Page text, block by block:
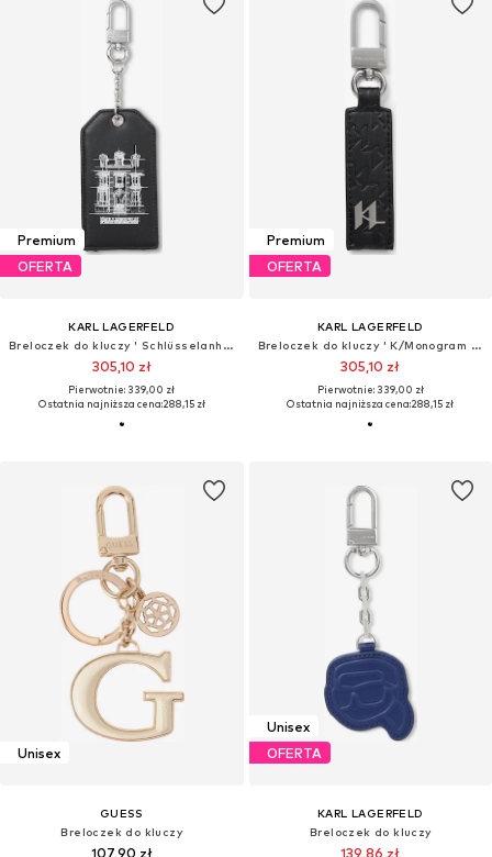
Premium
OFERTA
KARL LAGERFELD
Breloczek do kluczy ' Schlüsselanhänger mit Maison de Karl-Illustration '
305,10 zł
Pierwotnie: 339,00 zł
Ostatnia najniższa cena:288,15 zł
Premium
OFERTA
KARL LAGERFELD
Breloczek do kluczy ' K/Monogram Geprägter Schlüsselanhänger '
305,10 zł
Pierwotnie: 339,00 zł
Ostatnia najniższa cena:288,15 zł
Unisex
GUESS
Breloczek do kluczy
107,90 zł
Unisex
OFERTA
KARL LAGERFELD
Breloczek do kluczy
139,86 zł